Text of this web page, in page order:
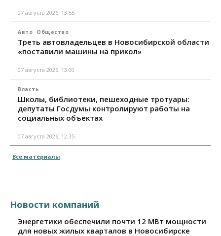
07 августа 2026, 13:55
Авто Общество
Треть автовладельцев в Новосибирской области
«поставили машины на прикол»
07 августа 2026, 13:00
Власть
Школы, библиотеки, пешеходные тротуары:
депутаты Госдумы контролируют работы на
социальных объектах
07 августа 2026, 12:35
Все материалы
Новости компаний
Энергетики обеспечили почти 12 МВт мощности
для новых жилых кварталов в Новосибирске